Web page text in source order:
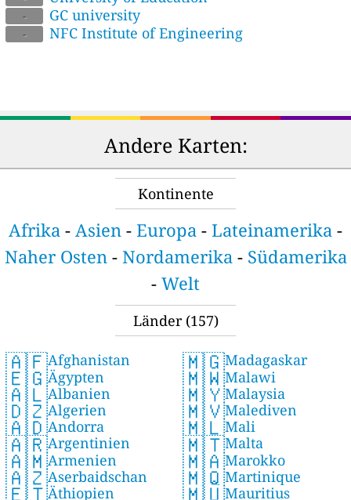
- GC university
- NFC Institute of Engineering
Andere Karten:
Kontinente
Afrika - Asien - Europa - Lateinamerika -
Naher Osten- Nordamerika- Südamerika
- Welt
Länder(157)
🇦🇫Afghanistan
🇪🇬Ägypten
🇦🇱Albanien
🇩🇿Algerien
🇦🇩Andorra
🇦🇷Argentinien
🇦🇲Armenien
🇦🇿Aserbaidschan
Äthiopien
🇲🇬Madagaskar
🇲🇼Malawi
🇲🇾Malaysia
🇲🇻Malediven
🇲🇱Mali
🇲🇹Malta
🇲🇦Marokko
🇲🇶Martinique
Mauritius